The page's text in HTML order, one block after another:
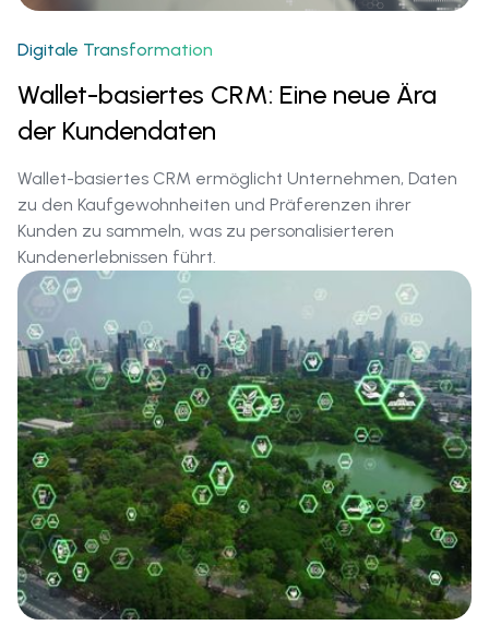
Digitale Transformation
Wallet-basiertes CRM: Eine neue Ära
der Kundendaten
Wallet-basiertes CRM ermöglicht Unternehmen, Daten
zu den Kaufgewohnheiten und Präferenzen ihrer
Kunden zu sammeln, was zu personalisierteren
Kundenerlebnissen führt.